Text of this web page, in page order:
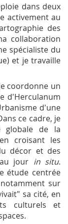
dans deux
activement au
des
collaboration
spécialiste du
et je travaille
coordonne un
d'Herculanum
d'une
ce cadre, je
globale de la
croisant les
décor et des
jour in situ.
étude centrée
sur
sa cité, en
culturels et